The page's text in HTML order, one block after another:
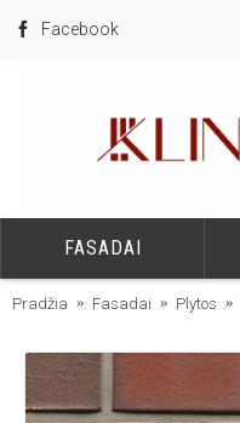
Facebook
FASADAI
Pradžia Fasadai Plytos